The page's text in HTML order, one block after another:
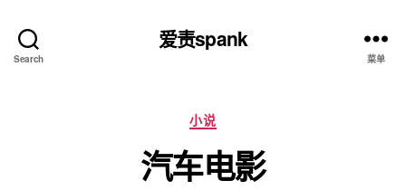
Search
爱责spank
菜单
分
类
小说
汽车电影